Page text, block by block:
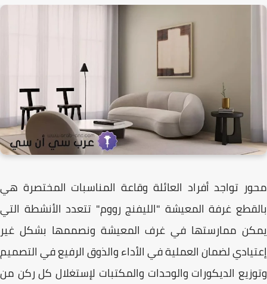
تواجد أفراد العائلة وقاعة المناسبات المختصرة هي
غرفة المعيشة "الليفنج رووم" تتعدد الأنشطة التي
ممارستها في غرف المعيشة ونصممها بشكل غير
لضمان العملية في الأداء والذوق الرفيع في التصميم
الديكورات والوحدات والمكتبات لإستغلال كل ركن من